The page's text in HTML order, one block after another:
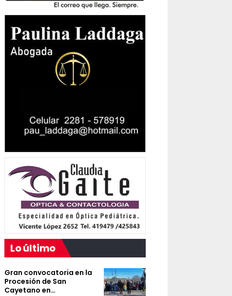
Lo último
Gran convocatoria en la
Procesión de San
Cayetano en…